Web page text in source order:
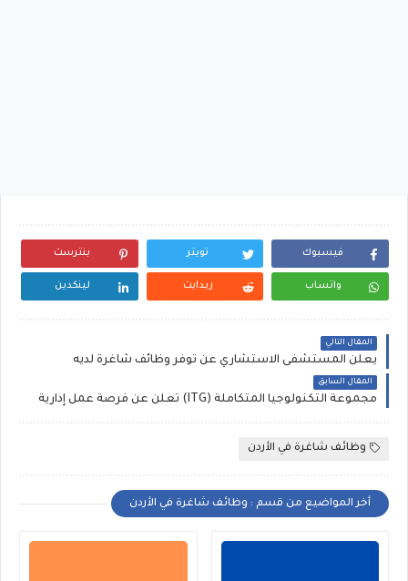
فيسبوك تويتر بنترست
واتساب ريدايت لينكدين
المقال التالي
يعلن المستشفى الاستشاري عن توفر وظائف شاغرة لديه
المقال السابق
مجموعة التكنولوجيا المتكاملة (ITG) تعلن عن فرصة عمل إدارية
وظائف شاغرة في الأردن
أخر المواضيع من قسم : وظائف شاغرة في الأردن